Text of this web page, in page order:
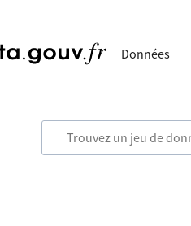
Données